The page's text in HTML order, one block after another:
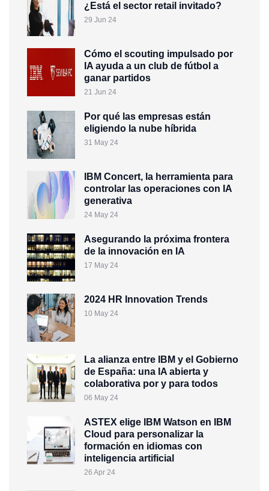
¿Está el sector retail invitado?
29 Jun 24
Cómo el scouting impulsado por
IA ayuda a un club de fútbol a
ganar partidos
21 Jun 24
Por qué las empresas están
eligiendo la nube híbrida
31 May 24
IBM Concert, la herramienta para
controlar las operaciones con IA
generativa
24 May 24
Asegurando la próxima frontera
de la innovación en IA
17 May 24
2024 HR Innovation Trends
10 May 24
La alianza entre IBM y el Gobierno
de España: una IA abierta y
colaborativa por y para todos
06 May 24
ASTEX elige IBM Watson en IBM
Cloud para personalizar la
formación en idiomas con
inteligencia artificial
26 Apr 24